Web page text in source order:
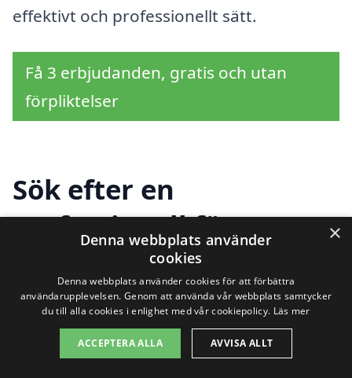
effektivt och professionellt sätt.
Få 3 erbjudanden, gratis och utan
förpliktelser
Sök efter en
professionell för
sanering i andra städer
nära Lilla Edet västra
Om du letar efter hjälp med sanering i
×
Denna webbplats använder
cookies
Denna webbplats använder cookies för att förbättra
användarupplevelsen. Genom att använda vår webbplats samtycker
du till alla cookies i enlighet med vår cookiepolicy. Läs mer
ACCEPTERA ALLA AVVISA ALLT